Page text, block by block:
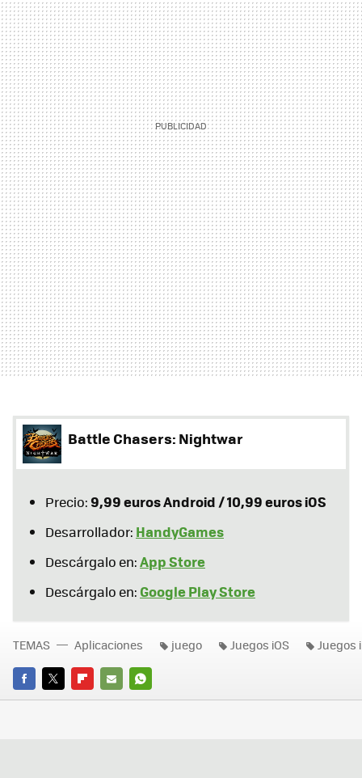
Battle Chasers: Nightwar
Precio: 9,99 euros Android / 10,99 euros iOS
Desarrollador: HandyGames
Descárgalo en:App Store
Descárgalo en: Google Play Store
FACEBOOK
TWITTERFLIPBOARD
E-
WHATSAPP
TEMAS Aplicaciones juego Juegos iOS Juegos